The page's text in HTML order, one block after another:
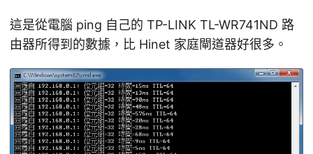
這是從電腦 ping 自己的 TP-LINK TL-WR741ND 路
由器所得到的數據，比 Hinet 家庭閘道器好很多。